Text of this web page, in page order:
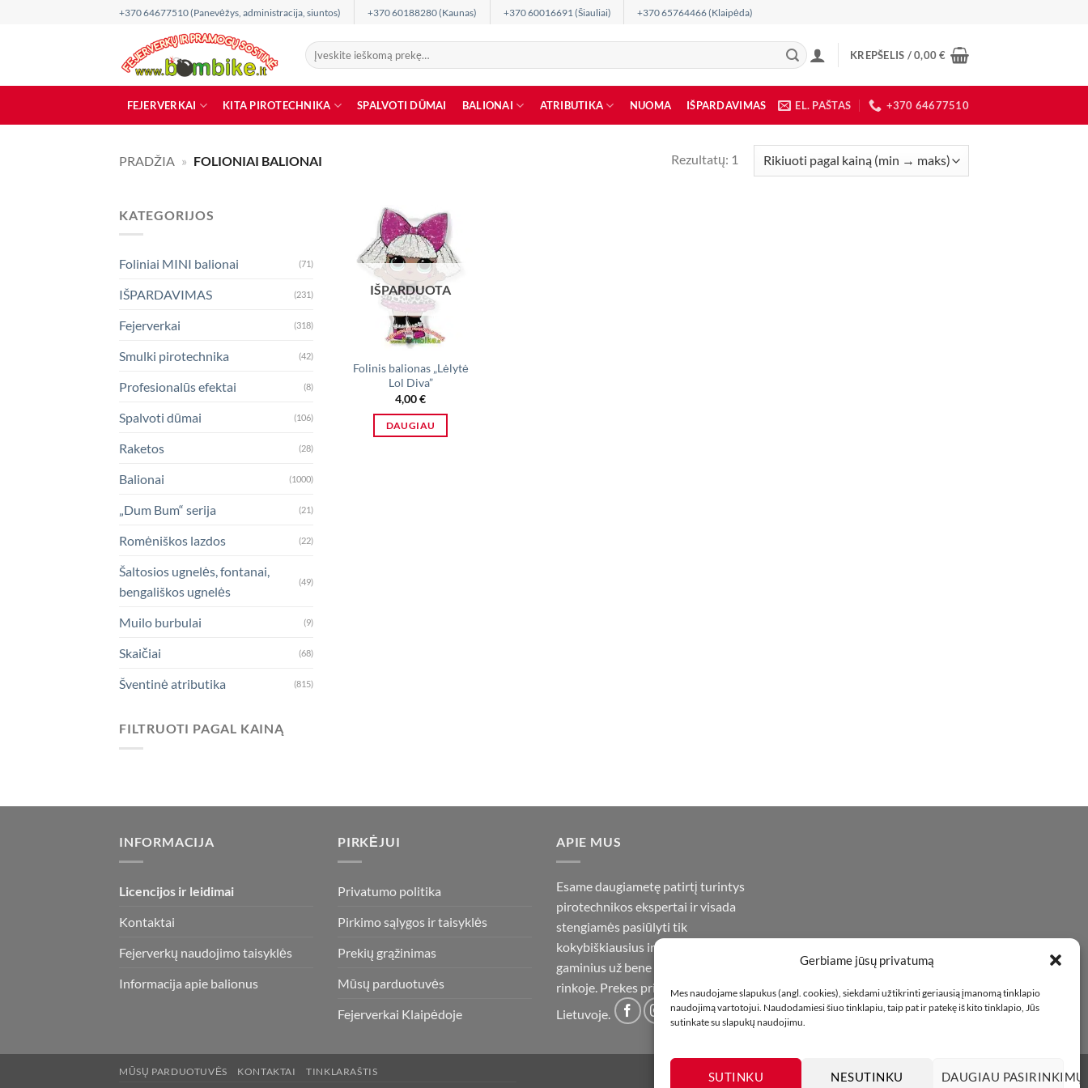
Gerbiame jūsų privatumą
Mes naudojame slapukus (angl. cookies), siekdami užtikrinti geriausią įmanomą tinklapio
naudojimą vartotojui. Naudodamiesi šiuo tinklapiu, taip pat ir patekę iš kito tinklapio, Jūs
sutinkate su slapukų naudojimu.
SUTINKU NESUTINKU DAUGIAU PASIRINKIMŲ
+370 64677510 (Panevėžys, administracija, siuntos) +370 60188280 (Kaunas) +370 60016691 (Šiauliai) +370 65764466 (Klaipėda)
Ieškoti:
KREPŠELIS /0,00€
FEJERVERKAI KITA PIROTECHNIKA SPALVOTI DŪMAI BALIONAI ATRIBUTIKA NUOMA IŠPARDAVIMAS EL. PAŠTAS +370 64677510
PRADŽIA » FOLIONIAI BALIONAI Rezultatų: 1
KATEGORIJOS
Foliniai MINI balionai (71)
IŠPARDAVIMAS (231)
Fejerverkai (318)
Smulki pirotechnika (42)
Profesionalūs efektai (8)
Spalvoti dūmai (106)
Raketos (28)
Balionai (1000)
„Dum Bum“ serija (21)
Romėniškos lazdos (22)
Šaltosios ugnelės, fontanai,
bengališkos ugnelės
(49)
Muilo burbulai (9)
Skaičiai (68)
Šventinė atributika (815)
FILTRUOTI PAGAL KAINĄ
IŠPARDUOTA
Folinis balionas „Lėlytė
Lol Diva”
4,00€
DAUGIAU
INFORMACIJA
Licencijos ir leidimai
Kontaktai
Fejerverkų naudojimo taisyklės
Informacija apie balionus
PIRKĖJUI
Privatumo politika
Pirkimo sąlygos ir taisyklės
Prekių grąžinimas
Mūsų parduotuvės
Fejerverkai Klaipėdoje
APIE MUS
Esame daugiametę patirtį turintys
pirotechnikos ekspertai ir visada
stengiamės pasiūlyti tik
kokybiškiausius ir geriausius
gaminius už bene mažiausią kainą
rinkoje. Prekes pristatome visoje
Lietuvoje.
MŪSŲ PARDUOTUVĖS KONTAKTAI TINKLARAŠTIS